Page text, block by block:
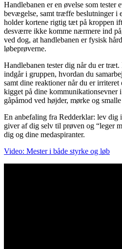
Handlebanen er en øvelse som tester
bevægelse, samt træffe beslutninger i
holder kortene rigtig tæt på kroppen
desværre ikke komme nærmere ind
ved dog, at handlebanen er fysisk
løbeprøverne.
Handlebanen tester dig når du er
indgår i gruppen, hvordan du
samt dine reaktioner når du er
kigget på dine kommunikationsevner
gåpåmod ved højder, mørke og
En anbefaling fra Redderklar: lev dig
giver af dig selv til prøven og “leger
dig og dine medaspiranter.
Video: Mester i både styrke og løb